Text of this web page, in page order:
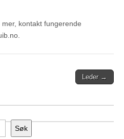
kontakt fungerende
Leder →
Søk